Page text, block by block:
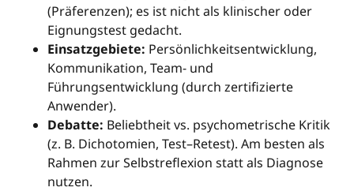
(Präferenzen); es ist nicht als klinischer oder
Eignungstest gedacht.
Einsatzgebiete: Persönlichkeitsentwicklung,
Kommunikation, Team- und
Führungsentwicklung (durch zertifizierte
Anwender).
Debatte: Beliebtheit vs. psychometrische Kritik
(z. B. Dichotomien, Test–Retest). Am besten als
Rahmen zur Selbstreflexion statt als Diagnose
nutzen.